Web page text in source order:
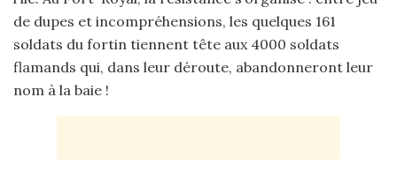
de dupes et incompréhensions, les quelques 161
soldats du fortin tiennent tête aux 4000 soldats
flamands qui, dans leur déroute, abandonneront leur
nom à la baie !